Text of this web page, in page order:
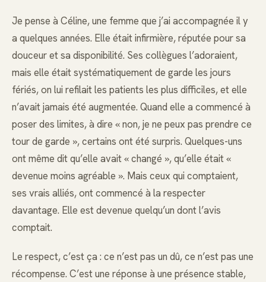
Je pense à Céline, une femme que j’ai accompagnée il y
a quelques années. Elle était infirmière, réputée pour sa
douceur et sa disponibilité. Ses collègues l’adoraient,
mais elle était systématiquement de garde les jours
fériés, on lui refilait les patients les plus difficiles, et elle
n’avait jamais été augmentée. Quand elle a commencé à
poser des limites, à dire « non, je ne peux pas prendre ce
tour de garde », certains ont été surpris. Quelques-uns
ont même dit qu’elle avait « changé », qu’elle était «
devenue moins agréable ». Mais ceux qui comptaient,
ses vrais alliés, ont commencé à la respecter
davantage. Elle est devenue quelqu’un dont l’avis
comptait.
Le respect, c’est ça : ce n’est pas un dû, ce n’est pas une
récompense. C’est une réponse à une présence stable,